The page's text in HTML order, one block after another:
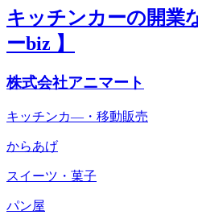
キッチンカーの開業
ーbiz 】
株式会社アニマート
キッチンカ―・移動販売
からあげ
スイーツ・菓子
パン屋